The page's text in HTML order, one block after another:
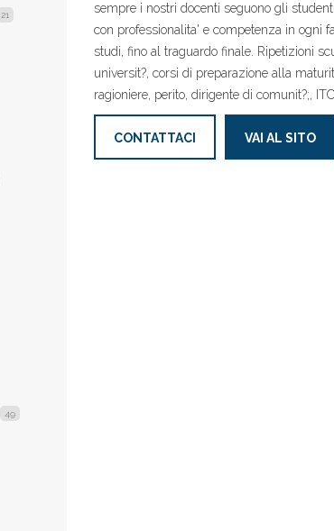
21
49
sempre i nostri docenti seguono gli
con professionalita' e competenza in ogni
studi, fino al traguardo finale. Ripetizioni
universit?, corsi di preparazione alla
ragioniere, perito, dirigente di comunit?;,
CONTATTACI VAI AL SITO